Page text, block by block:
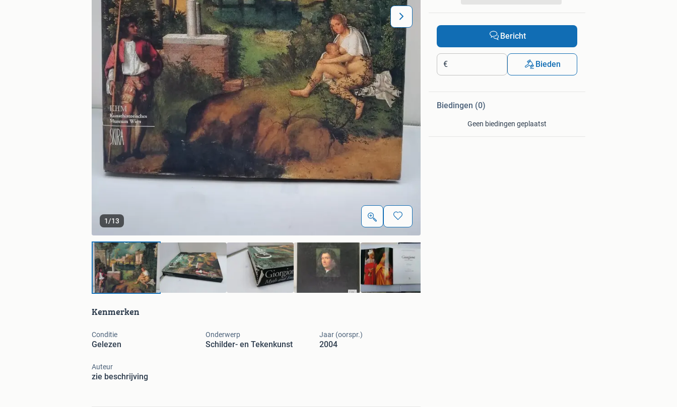
1/13
Kenmerken
Conditie
Gelezen
Onderwerp
Schilder- en Tekenkunst
Jaar (oorspr.)
2004
Auteur
zie beschrijving
Bericht
€ Bieden
Biedingen (0)
Geen biedingen geplaatst